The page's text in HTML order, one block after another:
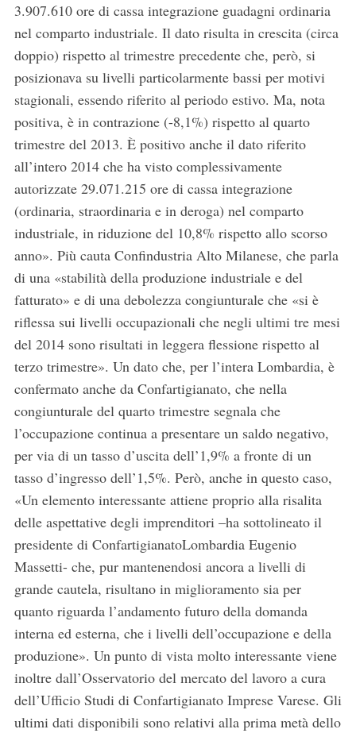
3.907.610 ore di cassa integrazione guadagni ordinaria
nel comparto industriale. Il dato risulta in crescita (circa
doppio) rispetto al trimestre precedente che, però, si
posizionava su livelli particolarmente bassi per motivi
stagionali, essendo riferito al periodo estivo. Ma, nota
positiva, è in contrazione (-8,1%) rispetto al quarto
trimestre del 2013. È positivo anche il dato riferito
all’intero 2014 che ha visto complessivamente
autorizzate 29.071.215 ore di cassa integrazione
(ordinaria, straordinaria e in deroga) nel comparto
industriale, in riduzione del 10,8% rispetto allo scorso
anno». Più cauta Confindustria Alto Milanese, che parla
di una «stabilità della produzione industriale e del
fatturato» e di una debolezza congiunturale che «si è
riflessa sui livelli occupazionali che negli ultimi tre mesi
del 2014 sono risultati in leggera flessione rispetto al
terzo trimestre». Un dato che, per l’intera Lombardia, è
confermato anche da Confartigianato, che nella
congiunturale del quarto trimestre segnala che
l’occupazione continua a presentare un saldo negativo,
per via di un tasso d’uscita dell’1,9% a fronte di un
tasso d’ingresso dell’1,5%. Però, anche in questo caso,
«Un elemento interessante attiene proprio alla risalita
delle aspettative degli imprenditori –ha sottolineato il
presidente di ConfartigianatoLombardia Eugenio
Massetti- che, pur mantenendosi ancora a livelli di
grande cautela, risultano in miglioramento sia per
quanto riguarda l’andamento futuro della domanda
interna ed esterna, che i livelli dell’occupazione e della
produzione». Un punto di vista molto interessante viene
inoltre dall’Osservatorio del mercato del lavoro a cura
dell’Ufficio Studi di Confartigianato Imprese Varese. Gli
ultimi dati disponibili sono relativi alla prima metà dello